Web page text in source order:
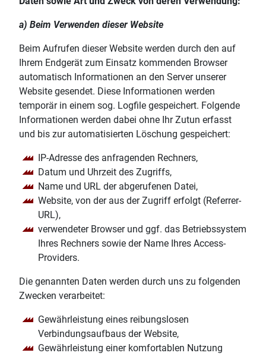
a) Beim Verwenden dieser Website
Beim Aufrufen dieser Website werden durch den auf
Ihrem Endgerät zum Einsatz kommenden Browser
automatisch Informationen an den Server unserer
Website gesendet. Diese Informationen werden
temporär in einem sog. Logfile gespeichert. Folgende
Informationen werden dabei ohne Ihr Zutun erfasst
und bis zur automatisierten Löschung gespeichert:
IP-Adresse des anfragenden Rechners,
Datum und Uhrzeit des Zugriffs,
Name und URL der abgerufenen Datei,
Website, von der aus der Zugriff erfolgt (Referrer-
URL),
verwendeter Browser und ggf. das Betriebssystem
Ihres Rechners sowie der Name Ihres Access-
Providers.
Die genannten Daten werden durch uns zu folgenden
Zwecken verarbeitet:
Gewährleistung eines reibungslosen
Verbindungsaufbaus der Website,
Gewährleistung einer komfortablen Nutzung